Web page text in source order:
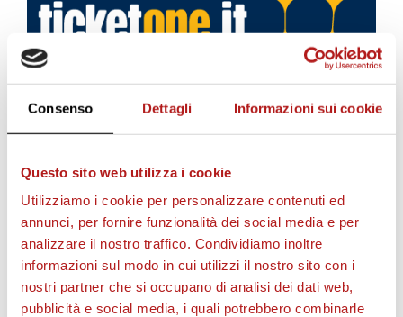
Consenso Dettagli Informazioni sui cookie
Questo sito web utilizza i cookie
Utilizziamo i cookie per personalizzare contenuti ed
annunci, per fornire funzionalità dei social media e per
analizzare il nostro traffico. Condividiamo inoltre
informazioni sul modo in cui utilizzi il nostro sito con i
nostri partner che si occupano di analisi dei dati web,
pubblicità e social media, i quali potrebbero combinarle
AS CITTADELLA STORE